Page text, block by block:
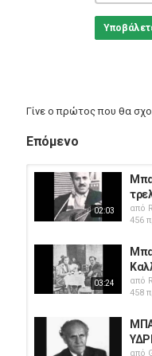
Γίνε ο πρώτος που θα
Επόμενο
02:03 από
456
03:24 από
458
από